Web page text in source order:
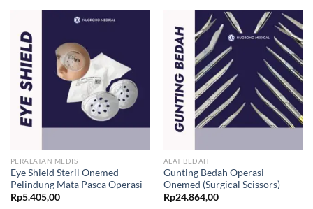
PERALATAN MEDIS
Eye Shield Steril Onemed –
Pelindung Mata Pasca Operasi
Rp5.405,00
ALAT BEDAH
Gunting Bedah Operasi
Onemed (Surgical Scissors)
Rp24.864,00